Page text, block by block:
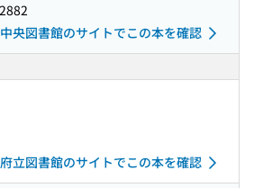
央図書館のサイトでこの本を確認
立図書館のサイトでこの本を確認